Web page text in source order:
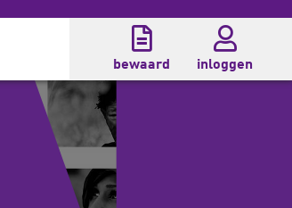
bewaard inloggen